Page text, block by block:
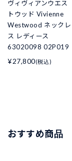
ヴィヴィアンウエス
トウッド Vivienne
Westwood ネックレ
ス レディース
63020098 02P019
¥27,800(税込)
おすすめ商品